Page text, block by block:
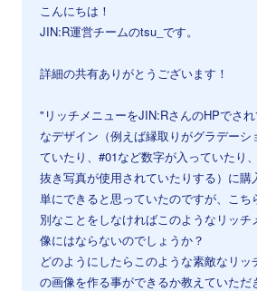
こんにちは！
JIN:R運営チームのtsu_です。
詳細の共有ありがとうございます！
"リッチメニューをJIN:RさんのHPでされ
なデザイン（例えば縁取りがグラデーシ
ていたり、#01など数字が入っていたり
抜き写真が使用されていたりする）に購
単にできると思っていたのですが、こち
別なことをしなければこのようなリッチ
像にはならないのでしょうか？
どのようにしたらこのような素敵なリッ
の画像を作る事ができるか教えていただ